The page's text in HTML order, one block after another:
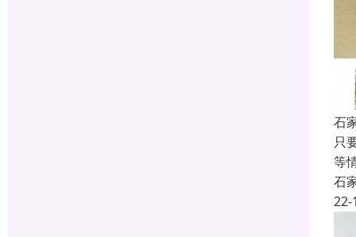
石
只
等
石
22-